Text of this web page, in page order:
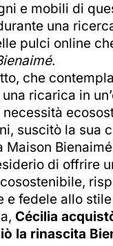
e mobili di
una
pulci online
.
che
ricarica in
suscitò la sua
Maison
di offrire
e fedele allo
Cécilia
la rinascita